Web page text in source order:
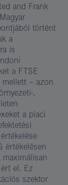
and Frank
történt
a
is
a FTSE
– azon
,
a piaci
értékelésen
maximálisan
el. Ez
szektor